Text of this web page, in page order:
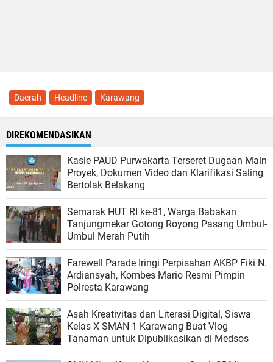
Daerah Headline Karawang
DIREKOMENDASIKAN
Kasie PAUD Purwakarta Terseret Dugaan Main
Proyek, Dokumen Video dan Klarifikasi Saling
Bertolak Belakang
Semarak HUT RI ke-81, Warga Babakan
Tanjungmekar Gotong Royong Pasang Umbul-
Umbul Merah Putih
Farewell Parade Iringi Perpisahan AKBP Fiki N.
Ardiansyah, Kombes Mario Resmi Pimpin
Polresta Karawang
Asah Kreativitas dan Literasi Digital, Siswa
Kelas X SMAN 1 Karawang Buat Vlog
Tanaman untuk Dipublikasikan di Medsos